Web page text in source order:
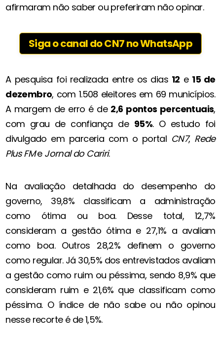
afirmaram não saber ou preferiram não opinar.
Siga o canal do CN7 no WhatsApp
A pesquisa foi realizada entre os dias 12 e 15 de
dezembro, com 1.508 eleitores em 69 municípios.
A margem de erro é de 2,6 pontos percentuais,
com grau de confiança de 95%. O estudo foi
divulgado em parceria com o portal CN7, Rede
Plus FMe Jornal do Cariri.
Na avaliação detalhada do desempenho do
governo, 39,8% classificam a administração
como ótima ou boa. Desse total, 12,7%
consideram a gestão ótima e 27,1% a avaliam
como boa. Outros 28,2% definem o governo
como regular. Já 30,5% dos entrevistados avaliam
a gestão como ruim ou péssima, sendo 8,9% que
consideram ruim e 21,6% que classificam como
péssima. O índice de não sabe ou não opinou
nesse recorte é de 1,5%.